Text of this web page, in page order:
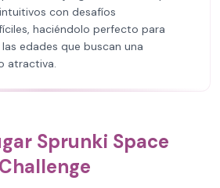
con desafíos
haciéndolo perfecto para
edades que buscan una
atractiva.
Sprunki Space
Challenge